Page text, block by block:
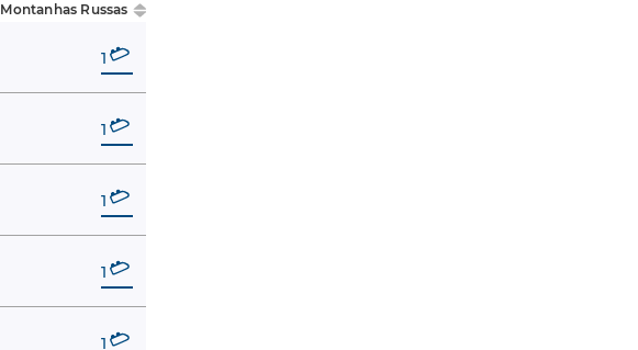
Montanhas Russas
1
1
1
1
1